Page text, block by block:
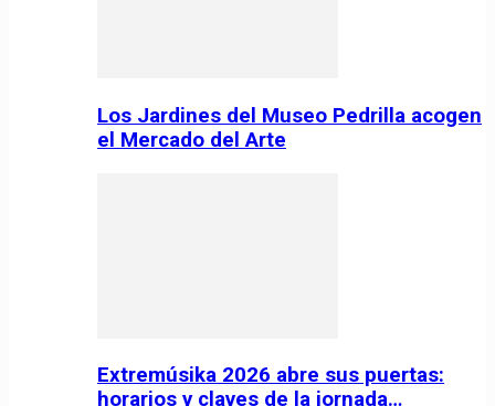
Los Jardines del Museo Pedrilla acogen
el Mercado del Arte
Extremúsika 2026 abre sus puertas:
horarios y claves de la jornada…